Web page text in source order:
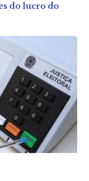
do lucro do